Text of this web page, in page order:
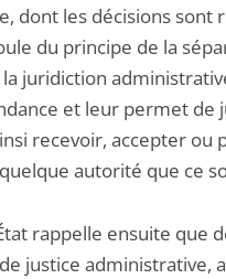
dont les décisions sont
du principe de la
juridiction
et leur permet de
recevoir, accepter
autorité que ce
rappelle ensuite que
justice administrative,